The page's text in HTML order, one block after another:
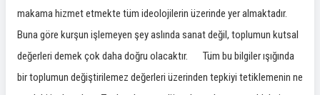
makama hizmet etmekte tüm ideolojilerin üzerinde yer almaktadır.
Buna göre kurşun işlemeyen şey aslında sanat değil, toplumun kutsal
değerleri demek çok daha doğru olacaktır. Tüm bu bilgiler ışığında
bir toplumun değiştirilemez değerleri üzerinden tepkiyi tetiklemenin ne